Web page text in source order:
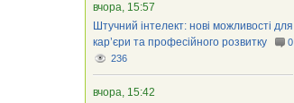
вчора, 15:57
Штучний інтелект: нові можливості для
кар’єри та професійного розвитку
0
236
вчора, 15:42